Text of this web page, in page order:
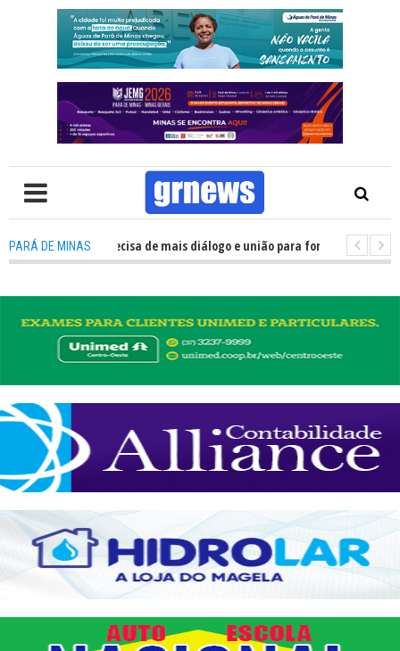
PARÁ DE MINAS
TV: Política precisa de mais diálogo e união para fortalecer Minas e